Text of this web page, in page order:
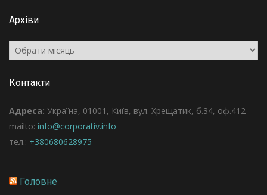
Архіви
Архіви
Контакти
Адреса: Україна, 01001, Київ, вул. Хрещатик, б.34, оф.412
mailto: info@corporativ.info
тел.: +380680628975
Головне